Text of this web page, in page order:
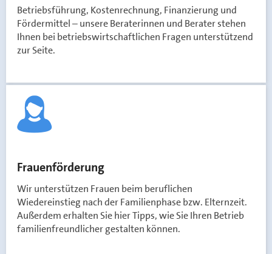
Betriebsführung, Kostenrechnung, Finanzierung und
Fördermittel – unsere Beraterinnen und Berater stehen
Ihnen bei betriebswirtschaftlichen Fragen unterstützend
zur Seite.
Frauenförderung
Wir unterstützen Frauen beim beruflichen
Wiedereinstieg nach der Familienphase bzw. Elternzeit.
Außerdem erhalten Sie hier Tipps, wie Sie Ihren Betrieb
familienfreundlicher gestalten können.